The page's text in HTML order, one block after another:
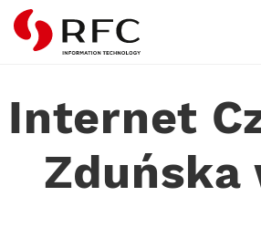
RFC
Internet
Zduńska